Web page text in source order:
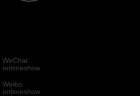
WeChat
ontimeshow
Weibo
ontimeshow